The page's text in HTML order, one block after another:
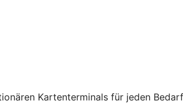
Kartenterminals für jeden